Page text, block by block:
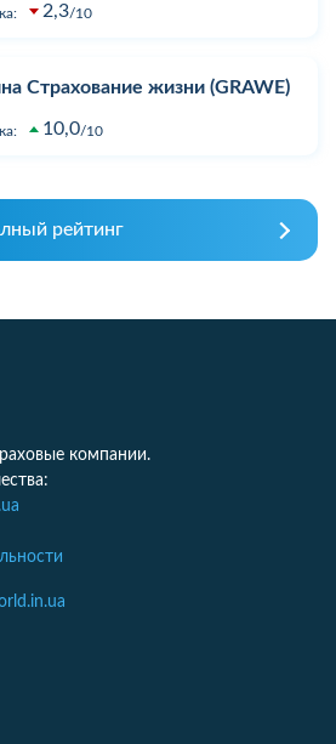
2,3 10
Страхование жизни (GRAWE)
10,0 10
рейтинг
компании.